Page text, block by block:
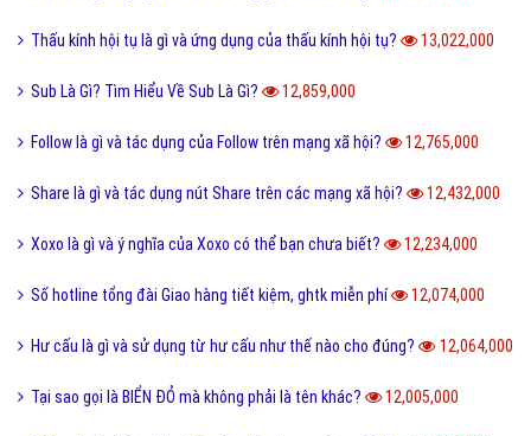
Thấu kính hội tụ là gì và ứng dụng của thấu kính hội tụ? 13,022,000
Sub Là Gì? Tìm Hiểu Về Sub Là Gì? 12,859,000
Follow là gì và tác dụng của Follow trên mạng xã hội? 12,765,000
Share là gì và tác dụng nút Share trên các mạng xã hội? 12,432,000
Xoxo là gì và ý nghĩa của Xoxo có thể bạn chưa biết? 12,234,000
Số hotline tổng đài Giao hàng tiết kiệm, ghtk miễn phí 12,074,000
Hư cấu là gì và sử dụng từ hư cấu như thế nào cho đúng? 12,064,000
Tại sao gọi là BIỂN ĐỎ mà không phải là tên khác? 12,005,000